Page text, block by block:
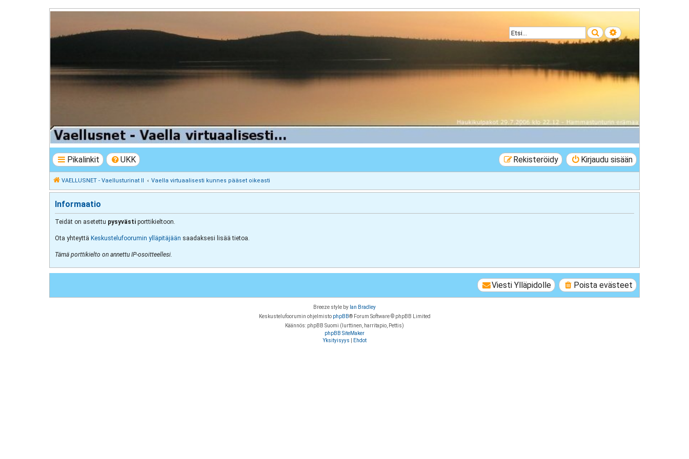
Etsi Tarkennettu haku
VAELLUSNET - Vaellusturinat II
Keskustelua vaeltamisesta ja Lapista
Pikalinkit UKK Kirjaudu sisään
Rekisteröidy
VAELLUSNET - Vaellusturinat II Vaella virtuaalisesti kunnes pääset oikeasti
Informaatio
Teidät on asetettu pysyvästi porttikieltoon.
Ota yhteyttä Keskustelufoorumin ylläpitäjään saadaksesi lisää tietoa.
Tämä porttikielto on annettu IP-osoitteellesi.
Poista evästeet
Viesti Ylläpidolle
Breeze style by Ian Bradley
Keskustelufoorumin ohjelmisto phpBB® Forum Software © phpBB Limited
Käännös: phpBB Suomi (lurttinen, harritapio, Pettis)
phpBB SiteMaker
Yksityisyys
Ehdot